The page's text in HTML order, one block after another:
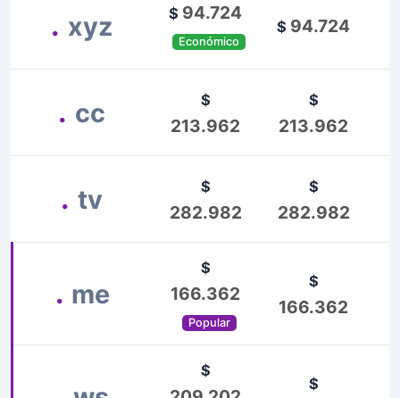
. xyz $ 94.724
Económico
$ 94.724
. cc $
213.962
$
213.962
. tv $
282.982
$
282.982
. me
$
166.362
Popular
$
166.362
$
$